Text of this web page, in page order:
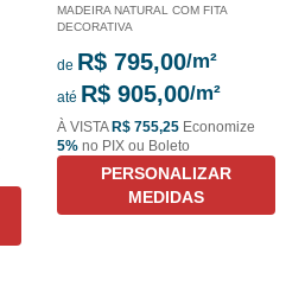
MADEIRA NATURAL COM FITA
DECORATIVA
de R$ 795,00
até R$ 905,00
À VISTAR$ 755,25 Economize
5% no PIX ou Boleto
PERSONALIZAR
MEDIDAS